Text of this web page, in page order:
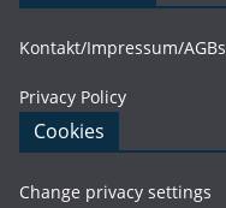
Kontakt/Impressum/AGBs
Privacy Policy
Cookies
Change privacy settings